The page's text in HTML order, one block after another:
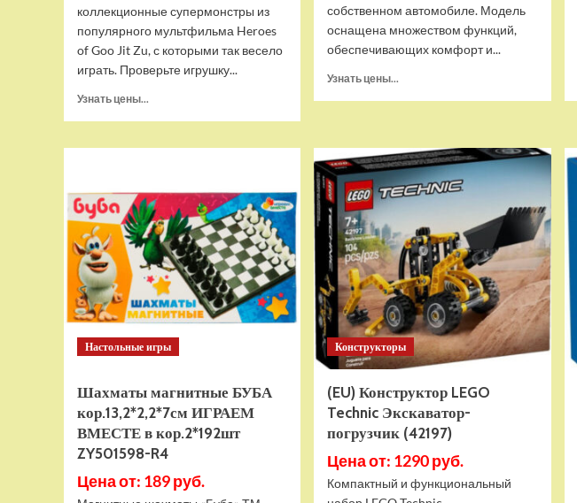
коллекционные супермонстры из
популярного мультфильма Heroes
of Goo Jit Zu, с которыми так весело
играть. Проверьте игрушку...
Узнать цены...
Тянущаяся
Тайро
и
Гигабивень
Водная
Атака
собственном автомобиле. Модель
оснащена множеством функций,
обеспечивающих комфорт и...
Узнать цены...
RiverToys
K999PX
белый
Настольные игры
Шахматы магнитные БУБА
кор.13,2*2,2*7см ИГРАЕМ
ВМЕСТЕ в кор.2*192шт
ZY501598-R4
Цена от: 189 руб.
Конструкторы
(EU) Конструктор LEGO
Technic Экскаватор-
погрузчик (42197)
Цена от: 1290 руб.
Компактный и функциональный